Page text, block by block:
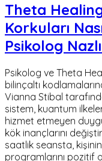
Theta
Korkuları
Psikolog
Psikolog ve Theta
bilinçaltı
Vianna Stibal
sistem, kuantum
hizmet etmeyen
kök inançlarını
saatlik seansta,
programlarını pozitif